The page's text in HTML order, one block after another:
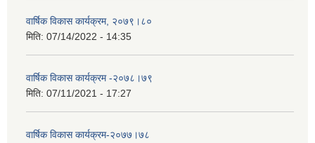
वार्षिक विकास कार्यक्रम, २०७९।८०
मिति: 07/14/2022 - 14:35
वार्षिक विकास कार्यक्रम -२०७८।७९
मिति: 07/11/2021 - 17:27
वार्षिक विकास कार्यक्रम-२०७७।७८